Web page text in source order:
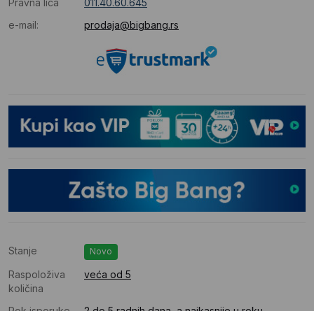
e-mail:
prodaja@bigbang.rs
Stanje Novo
Raspoloživa
količina
veća od 5